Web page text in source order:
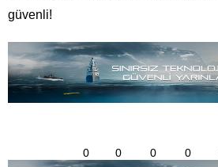
güvenli!
0 0 0 0